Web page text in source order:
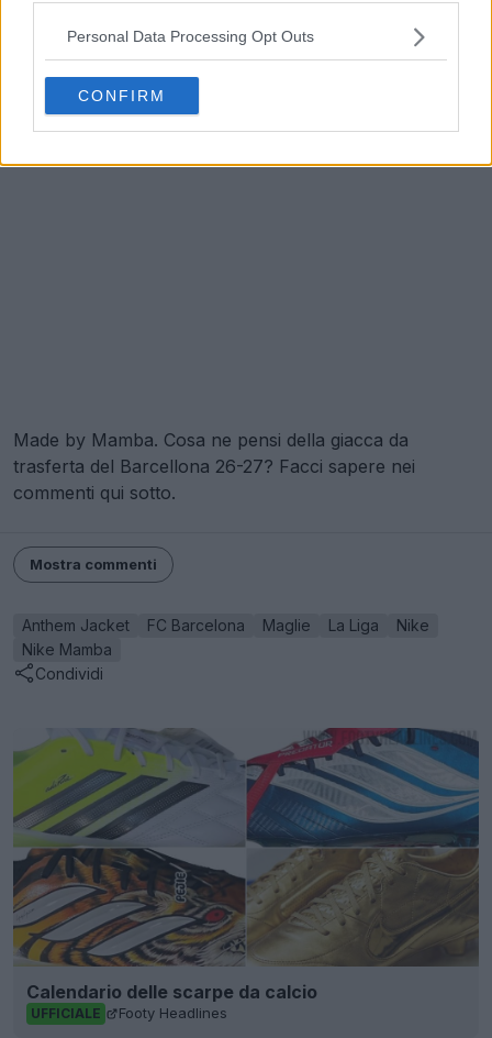
Personal Data Processing Opt Outs
CONFIRM
Made by Mamba. Cosa ne pensi della giacca da
trasferta del Barcellona 26-27? Facci sapere nei
commenti qui sotto.
Mostra commenti
Anthem Jacket FC Barcelona Maglie La Liga
Nike
Nike Mamba
Condividi
Calendario delle scarpe da calcio
UFFICIALE Footy Headlines